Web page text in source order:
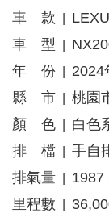
車 款
車 型
年 份
2024
縣 市
桃園
顏 色
白色
排 檔
手自
排氣量
1987
里程數